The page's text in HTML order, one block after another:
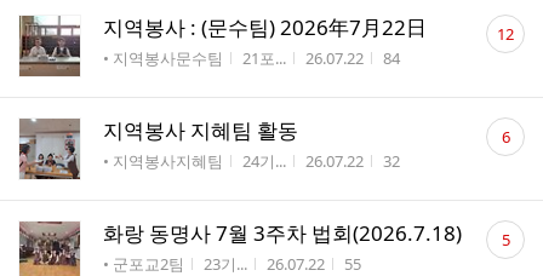
지역봉사 : (문수팀) 2026年7月22日
게시판명
• 지역봉사문수팀 작성자
21포... 작성시간
26.07.22 조회수
84
댓
글12
지역봉사 지혜팀 활동
게시판명
• 지역봉사지혜팀 작성자
24기... 작성시간
26.07.22 조회수
32
댓
글 6
화랑 동명사 7월 3주차 법회(2026.7.18)
게시판명
• 군포교2팀 작성자
23기... 작성시간
26.07.22 조회수
55
댓
글 5